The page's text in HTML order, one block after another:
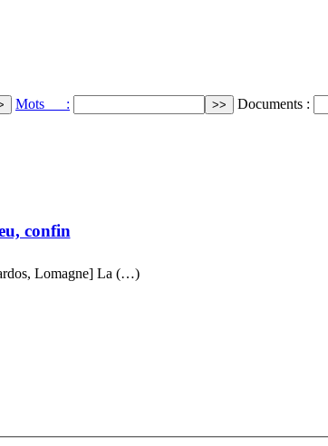
Mots : Documents :
confin
Lomagne] La (…)